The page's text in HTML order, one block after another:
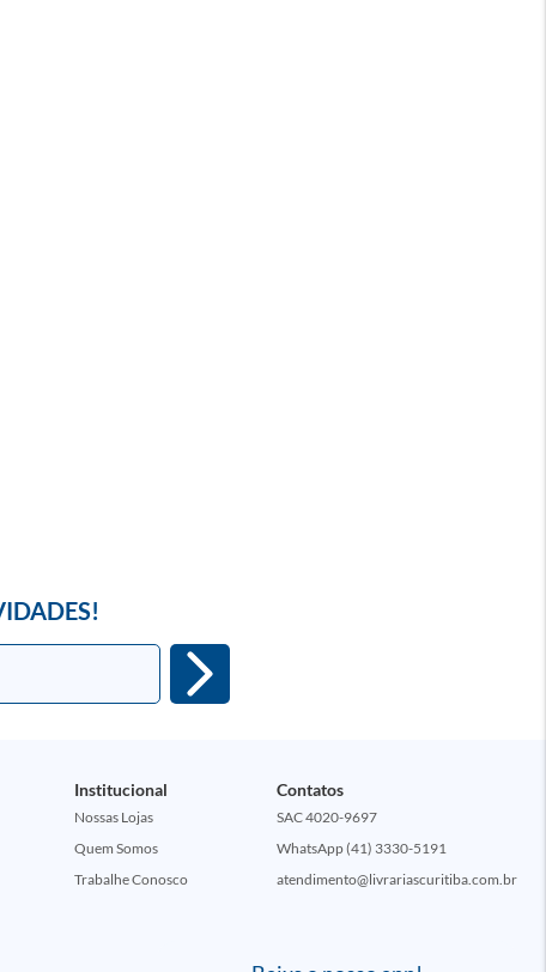
Institucional
Nossas Lojas
Quem Somos
Trabalhe Conosco
Contatos
SAC 4020-9697
WhatsApp (41) 3330-5191
atendimento@livrariascuritiba.com.br